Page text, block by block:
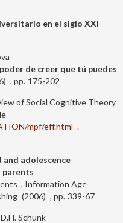
en el siglo XXI
de creer que tú puedes
175-202
of Social Cognitive Theory
mpf/eff.html .
adolescence
parents
Information Age
2006 339-67
D.H. Schunk